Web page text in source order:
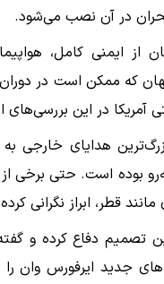
در آن نصب می‌شود.
از ایمنی کامل،
که ممکن است در
آمریکا در این بررسی‌های
هدایای خارجی
بوده است. حتی برخی
قطر، ابراز نگرانی
تصمیم دفاع کرده و
جدید ایرفورس وان